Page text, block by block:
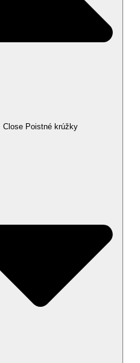
Close Poistné krúžky